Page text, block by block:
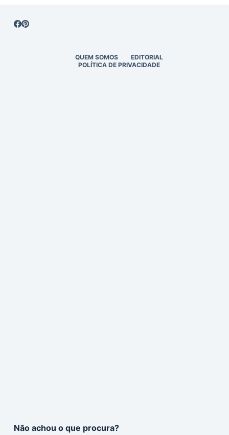
QUEM SOMOS
EDITORIAL
POLÍTICA DE PRIVACIDADE
Não achou o que procura?